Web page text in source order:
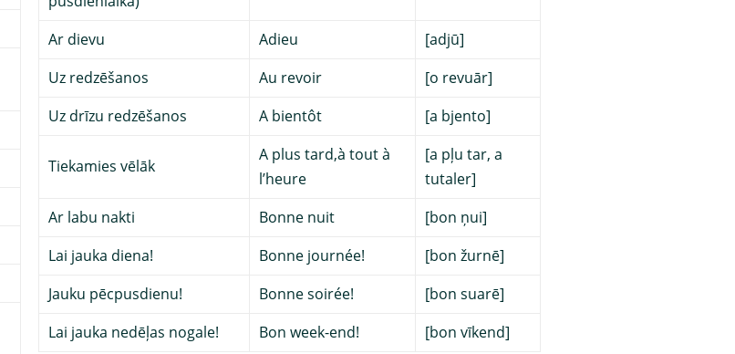
Ar dievu Adieu
[adjū]
Uz redzēšanos
Au revoir
[o revuār]
Uz drīzu redzēšanos
A bientôt [a bjento]
Tiekamies vēlāk
A plus tard,à tout à
l’heure
[a pļu tar, a
tutaler]
Ar labu nakti
Bonne nuit
[bon ņui]
Lai jauka diena!
Bonne journée!
[bon žurnē]
Jauku pēcpusdienu!
Bonne soirée!
[bon suarē]
Lai jauka nedēļas nogale!
Bon week-end! [bon vīkend]